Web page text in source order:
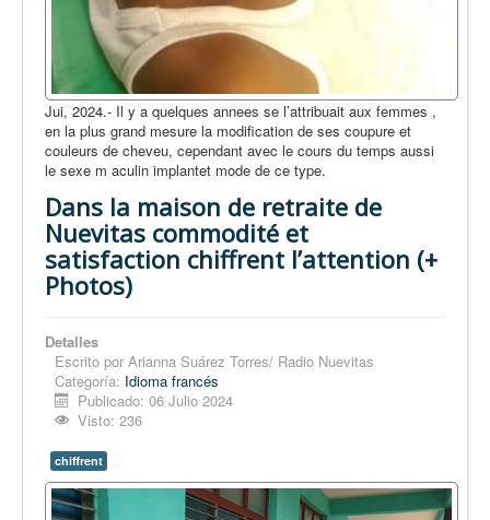
Jui, 2024.- Il y a quelques annees se l’attribuait aux femmes ,
en la plus grand mesure la modification de ses coupure et
couleurs de cheveu, cependant avec le cours du temps aussi
le sexe m aculin implantet mode de ce type.
Dans la maison de retraite de
Nuevitas commodité et
satisfaction chiffrent l’attention (+
Photos)
Detalles
Escrito por Arianna Suárez Torres/ Radio Nuevitas
Categoría: Idioma francés
Publicado: 06 Julio 2024
Visto: 236
chiffrent